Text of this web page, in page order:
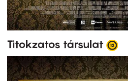
Titokzatos társulat